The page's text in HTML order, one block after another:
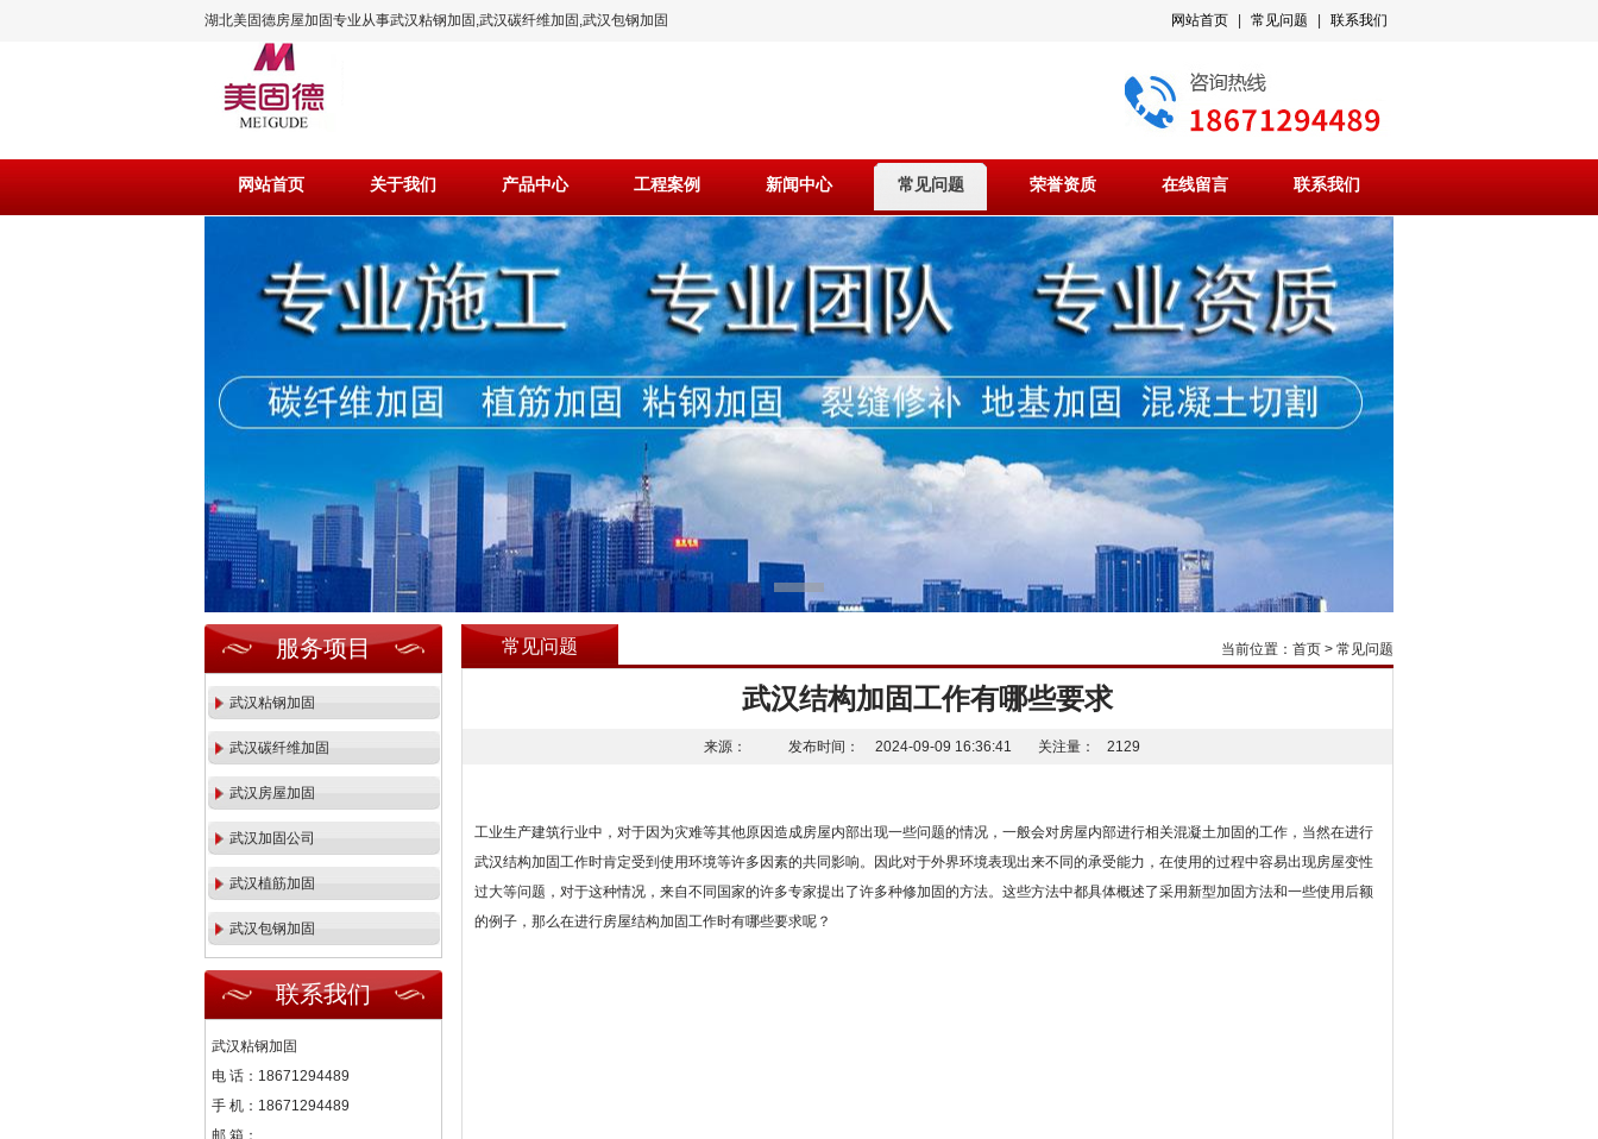
湖北美固德房屋加固专业从事武汉粘钢加固,武汉碳纤维加固,武汉包钢加固
工程施工!
网站首页 常见问题 联系我们
网站首页 关于我们 产品中心 工程案例 新闻中心 常见问题 荣誉资质 在线留言 联系我们
服务项目
武汉粘钢加固
武汉碳纤维加固
武汉房屋加固
武汉加固公司
武汉植筋加固
武汉包钢加固
联系我们
武汉粘钢加固
电 话： 18671294489
手 机： 18671294489
邮 箱：
常见问题 当前位置： 首页 > 常见问题
武汉结构加固工作有哪些要求
来源： 发布时间： 2024-09-09 16:36:41 关注量： 2129
工业生产建筑行业中，对于因为灾难等其他原因造成房屋内部出现一些问题的情况，一般会对房屋内部进行相关混凝土加固的工作，当然在进行
武汉结构加固工作时肯定受到使用环境等许多因素的共同影响。因此对于外界环境表现出来不同的承受能力，在使用的过程中容易出现房屋变性
过大等问题，对于这种情况，来自不同国家的许多专家提出了许多种修加固的方法。这些方法中都具体概述了采用新型加固方法和一些使用后额
的例子，那么在进行房屋结构加固工作时有哪些要求呢？